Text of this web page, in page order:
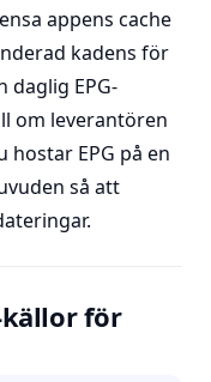
appens cache
kadens för
daglig EPG-
om leverantören
EPG på en
så att
källor för